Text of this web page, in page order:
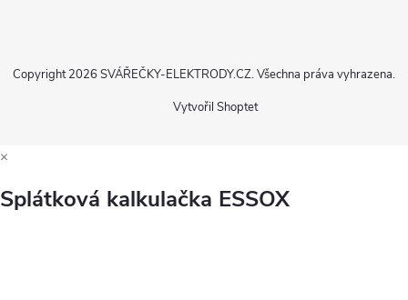
Vytvořil Shoptet
Copyright 2026 SVÁŘEČKY-ELEKTRODY.CZ. Všechna práva vyhrazena.
×
Splátková kalkulačka ESSOX